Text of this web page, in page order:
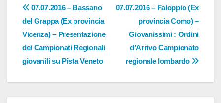
Navigazione
articoli
07.07.2016 – Faloppio (Ex
provincia Como) –
Giovanissimi : Ordini
d’Arrivo Campionato
regionale lombardo
07.07.2016 – Bassano
del Grappa (Ex provincia
Vicenza) – Presentazione
dei Campionati Regionali
giovanili su Pista Veneto